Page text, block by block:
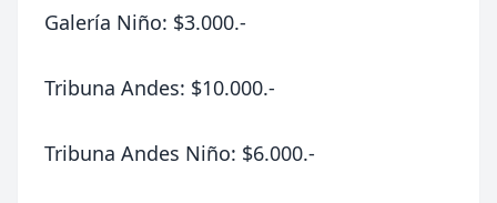
Galería Niño: $3.000.-
Tribuna Andes: $10.000.-
Tribuna Andes Niño: $6.000.-